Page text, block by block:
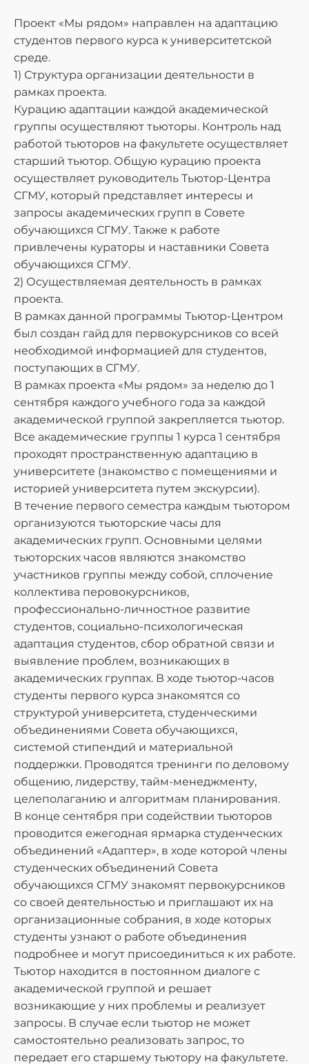
Проект «Мы рядом» направлен на адаптацию
студентов первого курса к университетской
среде.
1) Структура организации деятельности в
рамках проекта.
Курацию адаптации каждой академической
группы осуществляют тьюторы. Контроль над
работой тьюторов на факультете осуществляет
старший тьютор. Общую курацию проекта
осуществляет руководитель Тьютор-Центра
СГМУ, который представляет интересы и
запросы академических групп в Совете
обучающихся СГМУ. Также к работе
привлечены кураторы и наставники Совета
обучающихся СГМУ.
2) Осуществляемая деятельность в рамках
проекта.
В рамках данной программы Тьютор-Центром
был создан гайд для первокурсников со всей
необходимой информацией для студентов,
поступающих в СГМУ.
В рамках проекта «Мы рядом» за неделю до 1
сентября каждого учебного года за каждой
академической группой закрепляется тьютор.
Все академические группы 1 курса 1 сентября
проходят пространственную адаптацию в
университете (знакомство с помещениями и
историей университета путем экскурсии).
В течение первого семестра каждым тьютором
организуются тьюторские часы для
академических групп. Основными целями
тьюторских часов являются знакомство
участников группы между собой, сплочение
коллектива перовокурсников,
профессионально-личностное развитие
студентов, социально-психологическая
адаптация студентов, сбор обратной связи и
выявление проблем, возникающих в
академических группах. В ходе тьютор-часов
студенты первого курса знакомятся со
структурой университета, студенческими
объединениями Совета обучающихся,
системой стипендий и материальной
поддержки. Проводятся тренинги по деловому
общению, лидерству, тайм-менеджменту,
целеполаганию и алгоритмам планирования.
В конце сентября при содействии тьюторов
проводится ежегодная ярмарка студенческих
объединений «Адаптер», в ходе которой члены
студенческих объединений Совета
обучающихся СГМУ знакомят первокурсников
со своей деятельностью и приглашают их на
организационные собрания, в ходе которых
студенты узнают о работе объединения
подробнее и могут присоединиться к их работе.
Тьютор находится в постоянном диалоге с
академической группой и решает
возникающие у них проблемы и реализует
запросы. В случае если тьютор не может
самостоятельно реализовать запрос, то
передает его старшему тьютору на факультете.